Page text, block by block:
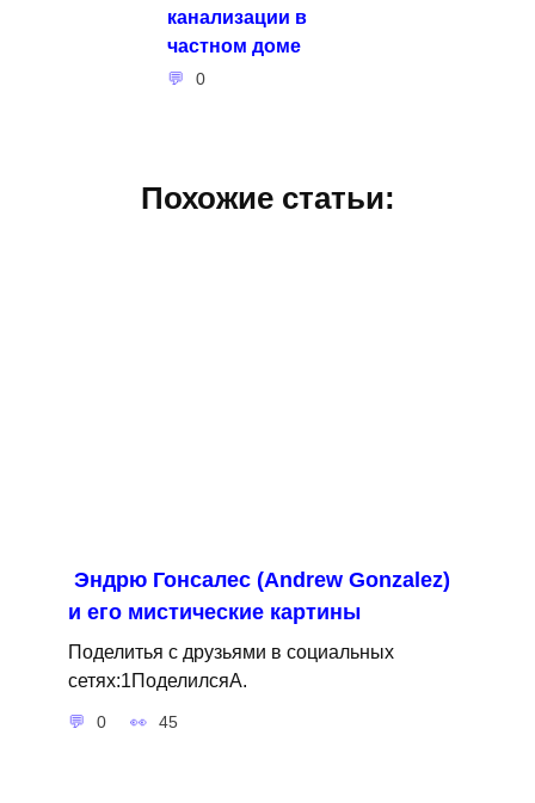
канализации в
частном доме
0
Похожие статьи:
Эндрю Гонсалес (Andrew Gonzalez)
и его мистические картины
Поделитья с друзьями в социальных
сетях:1ПоделилсяA.
0 45